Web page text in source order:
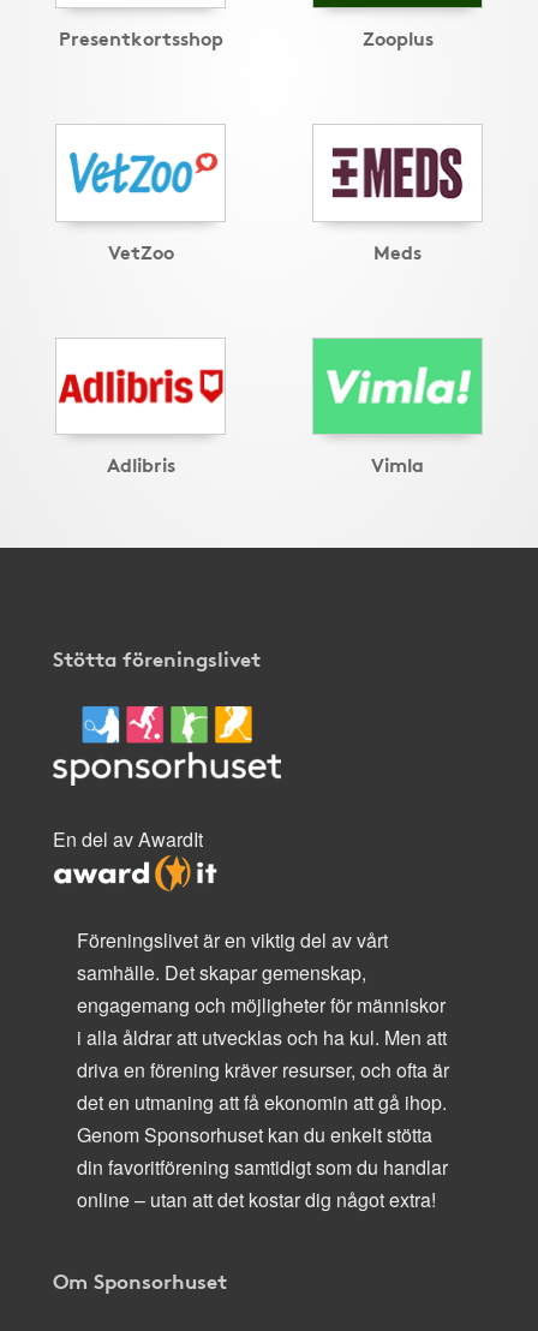
Presentkortsshop Zooplus
VetZoo Meds
Adlibris Vimla
Stötta föreningslivet
En del av AwardIt
Föreningslivet är en viktig del av vårt
samhälle. Det skapar gemenskap,
engagemang och möjligheter för människor
i alla åldrar att utvecklas och ha kul. Men att
driva en förening kräver resurser, och ofta är
det en utmaning att få ekonomin att gå ihop.
Genom Sponsorhuset kan du enkelt stötta
din favoritförening samtidigt som du handlar
online – utan att det kostar dig något extra!
Om Sponsorhuset